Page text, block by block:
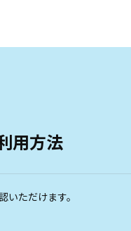
用方法
いただけます。